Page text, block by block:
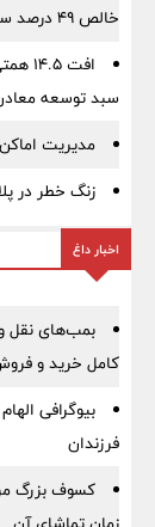
خالص ۴۹ درصد سقوط کرد
افت
سبد توسعه
مدیریت
زنگ خطر در
اخبار داغ
بمب‌های نقل و
کامل خرید و
بیوگرافی
فرزندان